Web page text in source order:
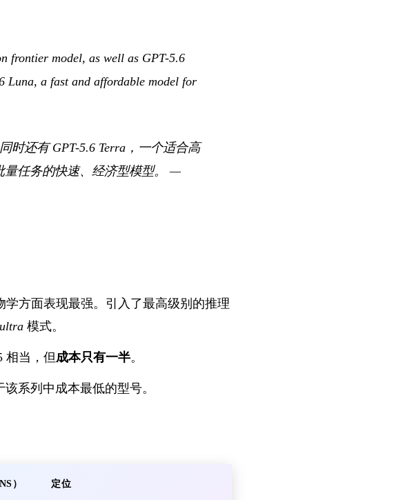
frontier model, as well as GPT-5.6
Luna, a fast and affordable model for
时还有 GPT-5.6 Terra，一个适合高
任务的快速、经济型模型。
—
学方面表现最强。引入了最高级别的推理
ultra 模式。
相当，但成本只有一半。
系列中成本最低的型号。
） 定位